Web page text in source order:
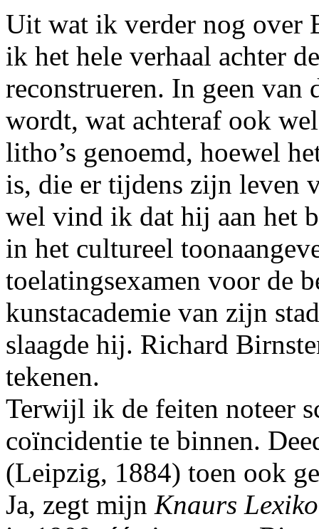
Uit wat ik verder nog over
ik het hele verhaal achter
reconstrueren. In geen
wordt, wat achteraf ook
litho’s genoemd, hoewel
is, die er tijdens zijn leven
wel vind ik dat hij aan het
in het cultureel
toelatingsexamen voor de
kunstacademie van zijn
slaagde hij. Richard
tekenen.
Terwijl ik de feiten noteer
coïncidentie te binnen.
(Leipzig, 1884) toen ook
Ja, zegt mijn Knaurs